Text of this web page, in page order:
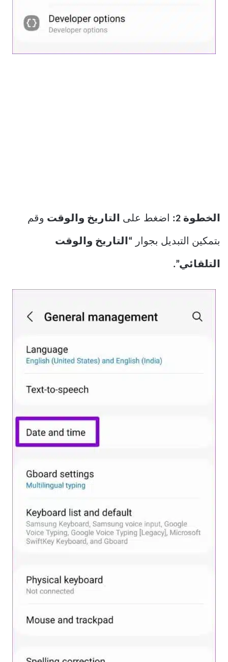
الخطوة 2: اضغط على التاريخ والوقت وقم
بتمكين التبديل بجوار “التاريخ والوقت
التلقائي”.